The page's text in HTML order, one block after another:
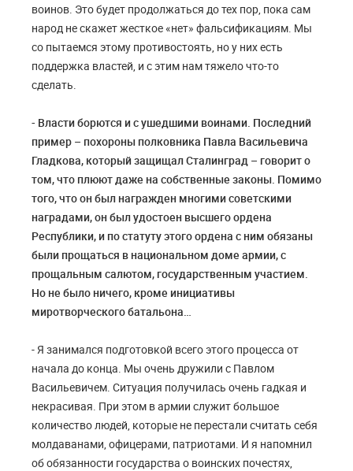
воинов. Это будет продолжаться до тех пор, пока сам
народ не скажет жесткое «нет» фальсификациям. Мы
со пытаемся этому противостоять, но у них есть
поддержка властей, и с этим нам тяжело что-то
сделать.
- Власти борются и с ушедшими воинами. Последний
пример – похороны полковника Павла Васильевича
Гладкова, который защищал Сталинград – говорит о
том, что плюют даже на собственные законы. Помимо
того, что он был награжден многими советскими
наградами, он был удостоен высшего ордена
Республики, и по статуту этого ордена с ним обязаны
были прощаться в национальном доме армии, с
прощальным салютом, государственным участием.
Но не было ничего, кроме инициативы
миротворческого батальона…
- Я занимался подготовкой всего этого процесса от
начала до конца. Мы очень дружили с Павлом
Васильевичем. Ситуация получилась очень гадкая и
некрасивая. При этом в армии служит большое
количество людей, которые не перестали считать себя
молдаванами, офицерами, патриотами. И я напомнил
об обязанности государства о воинских почестях,